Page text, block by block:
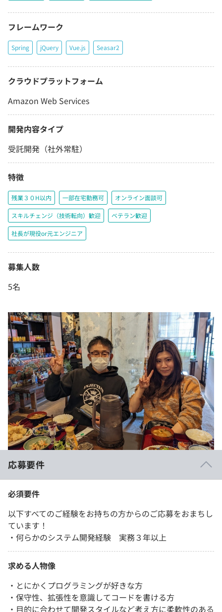
フレームワーク
Spring jQuery Vue.js Seasar2
クラウドプラットフォーム
Amazon Web Services
開発内容タイプ
受託開発（社外常駐）
特徴
残業３０H以内 一部在宅勤務可 オンライン面談可
スキルチェンジ（技術転向）歓迎 ベテラン歓迎
社長が現役or元エンジニア
募集人数
5名
応募要件
必須要件
以下すべてのご経験をお持ちの方からのご応募をおまちし
ています！
・何らかのシステム開発経験 実務３年以上
求める人物像
・とにかくプログラミングが好きな方
・保守性、拡張性を意識してコードを書ける方
・目的に合わせて開発スタイルなど考え方に柔軟性のある